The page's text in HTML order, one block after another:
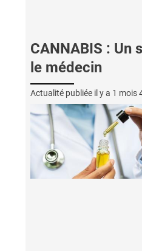
CANNABIS : Un
le médecin
Actualité publiée il y a 1 mois